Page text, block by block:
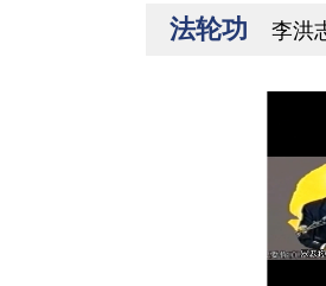
法轮功 李洪